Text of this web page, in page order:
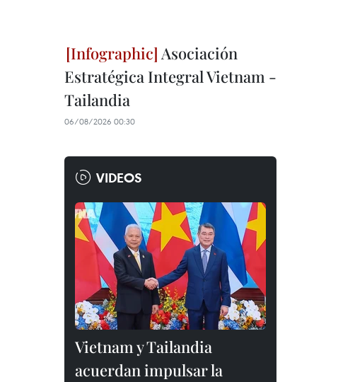
Asociación
Estratégica Integral Vietnam -
Tailandia
06/08/2026 00:30
VIDEOS
Vietnam y Tailandia
acuerdan impulsar la